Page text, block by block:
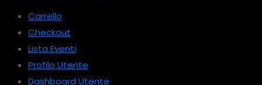
Carrello
Checkout
Lista Eventi
Profilo Utente
Dashboard Utente